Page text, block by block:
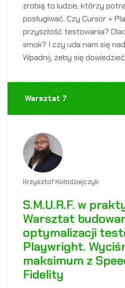
zrobią to ludzie, którzy
posługiwać. Czy Cursor +
przyszłość testowania?
smok? I czy uda nam się
Wpadnij, żeby się
Warsztat 7
Krzysztof Kołodziejczyk
S.M.U.R.F. w
Warsztat
optymalizacji
Playwright.
maksimum z
Fidelity